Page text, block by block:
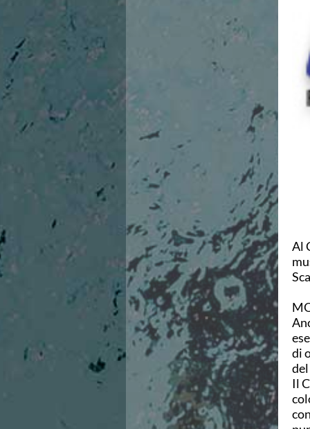
Campionato A2 Maschile
Campionato A2 Femminile
Campionato B Maschile
Storico Campionati 2003-2017
CoMeN Cup
News
Flash News
Waterpolo Channel
Eventi
Norme e documenti
Risultati e Classifiche
Azzurri
News
Flash News
Artistico
Eventi
Norme e documenti
Risultati e Classifiche
Azzurri
News
Flash News
Fondo
Eventi
Grand Prix
Norme e documenti
Al
di
Il